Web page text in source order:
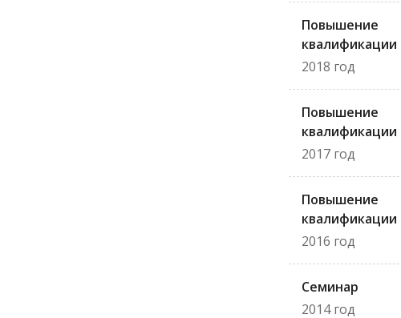
Повышение
квалификации
2018 год
Повышение
квалификации
2017 год
Повышение
квалификации
2016 год
Семинар
2014 год